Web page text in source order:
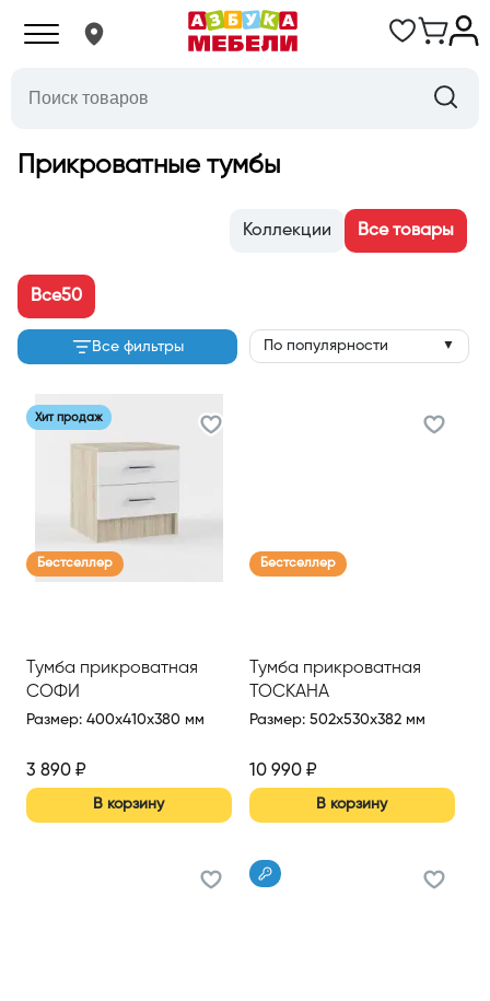
Прикроватные тумбы
Коллекции Все товары
Все50
Все фильтры По популярности ▼
Хит продаж
Бестселлер
Тумба прикроватная
СОФИ
Размер: 400x410x380 мм
3 890 ₽
В корзину
Бестселлер
Тумба прикроватная
ТОСКАНА
Размер: 502x530x382 мм
10 990₽
В корзину